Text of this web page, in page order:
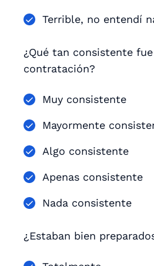
Terrible, no entendí
¿Qué tan consistente
contratación?
Muy consistente
Mayormente
Algo consistente
Apenas consistente
Nada consistente
¿Estaban bien